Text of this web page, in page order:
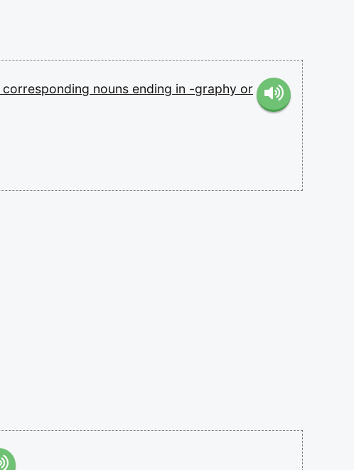
corresponding nouns ending in -graphy or